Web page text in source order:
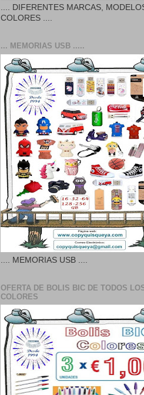
.... DIFERENTES MARCAS,
COLORES ....
... MEMORIAS USB .....
.... MEMORIAS USB ....
OFERTA DE BOLIS BIC DE TODOS
COLORES